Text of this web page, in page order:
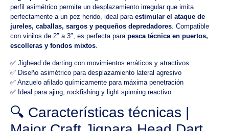
perfil asimétrico permite un desplazamiento irregular que imita
perfectamente a un pez herido, ideal para estimular el ataque de
jureles, caballas, sargos y pequeños depredadores. Compatible
con vinilos de 2″ a 3″, es perfecta para pesca técnica en puertos,
escolleras y fondos mixtos.
✅ Jighead de darting con movimientos erráticos y atractivos
✅ Diseño asimétrico para desplazamiento lateral agresivo
✅ Anzuelo afilado químicamente para máxima penetración
✅ Ideal para ajing, rockfishing y light spinning reactivo
🔍 Características técnicas |